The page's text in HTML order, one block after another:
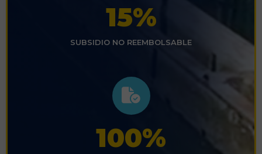
15%
SUBSIDIO NO REEMBOLSABLE
100%